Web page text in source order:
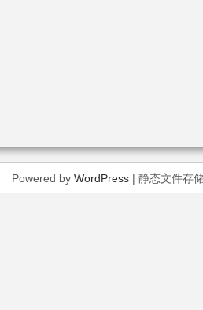
Powered by WordPress| 静态文件存